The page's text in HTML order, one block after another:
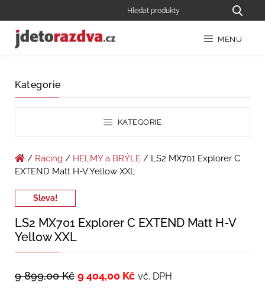
MENU
Kategorie
KATEGORIE
/ Racing / HELMY a BRÝLE / LS2 MX701 Explorer C
EXTEND Matt H-V Yellow XXL
Sleva!
LS2 MX701 Explorer C EXTEND Matt H-V
Yellow XXL
9 899,00Kč 9 404,00 Kč vč. DPH